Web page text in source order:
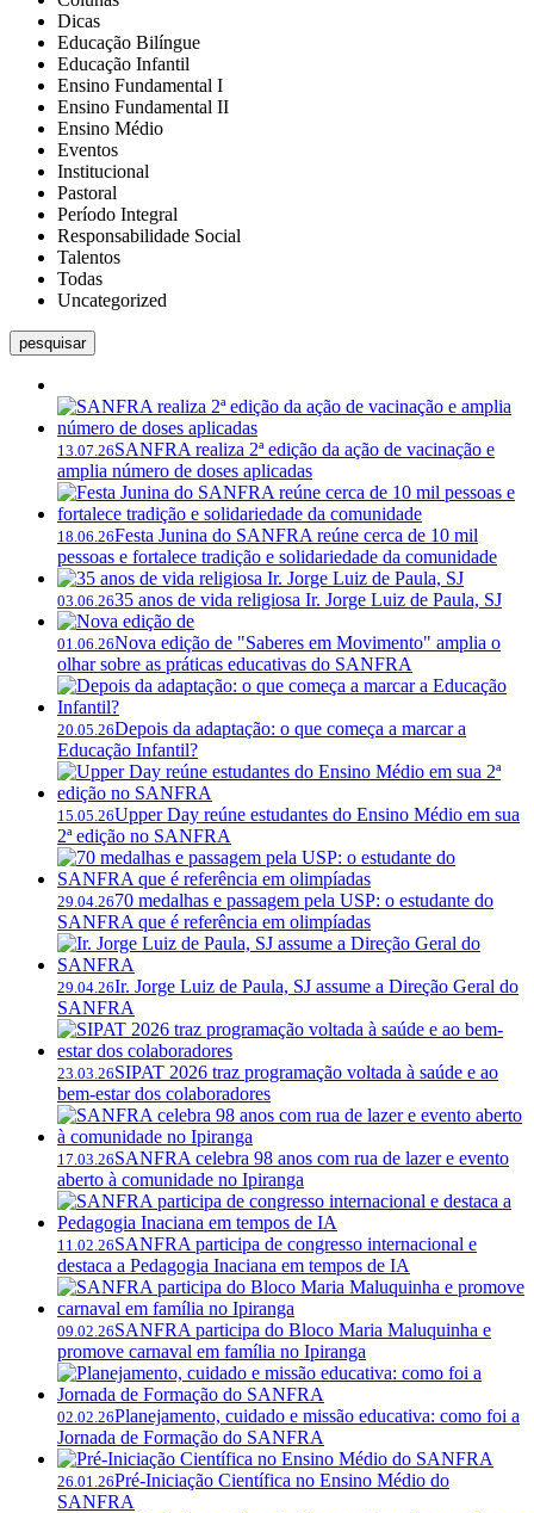
Dicas
Educação Bilíngue
Educação Infantil
Ensino Fundamental I
Ensino Fundamental II
Ensino Médio
Eventos
Institucional
Pastoral
Período Integral
Responsabilidade Social
Talentos
Todas
Uncategorized
pesquisar
13.07.26SANFRA realiza 2ª edição da ação de vacinação e
amplia número de doses aplicadas
18.06.26Festa Junina do SANFRA reúne cerca de 10 mil
pessoas e fortalece tradição e solidariedade da comunidade
03.06.2635 anos de vida religiosa Ir. Jorge Luiz de Paula, SJ
01.06.26Nova edição de "Saberes em Movimento" amplia o
olhar sobre as práticas educativas do SANFRA
20.05.26Depois da adaptação: o que começa a marcar a
Educação Infantil?
15.05.26Upper Day reúne estudantes do Ensino Médio em sua
2ª edição no SANFRA
29.04.2670 medalhas e passagem pela USP: o estudante do
SANFRA que é referência em olimpíadas
29.04.26Ir. Jorge Luiz de Paula, SJ assume a Direção Geral do
SANFRA
23.03.26SIPAT 2026 traz programação voltada à saúde e ao
bem-estar dos colaboradores
17.03.26SANFRA celebra 98 anos com rua de lazer e evento
aberto à comunidade no Ipiranga
11.02.26SANFRA participa de congresso internacional e
destaca a Pedagogia Inaciana em tempos de IA
09.02.26SANFRA participa do Bloco Maria Maluquinha e
promove carnaval em família no Ipiranga
02.02.26Planejamento, cuidado e missão educativa: como foi a
Jornada de Formação do SANFRA
26.01.26Pré-Iniciação Científica no Ensino Médio do
SANFRA